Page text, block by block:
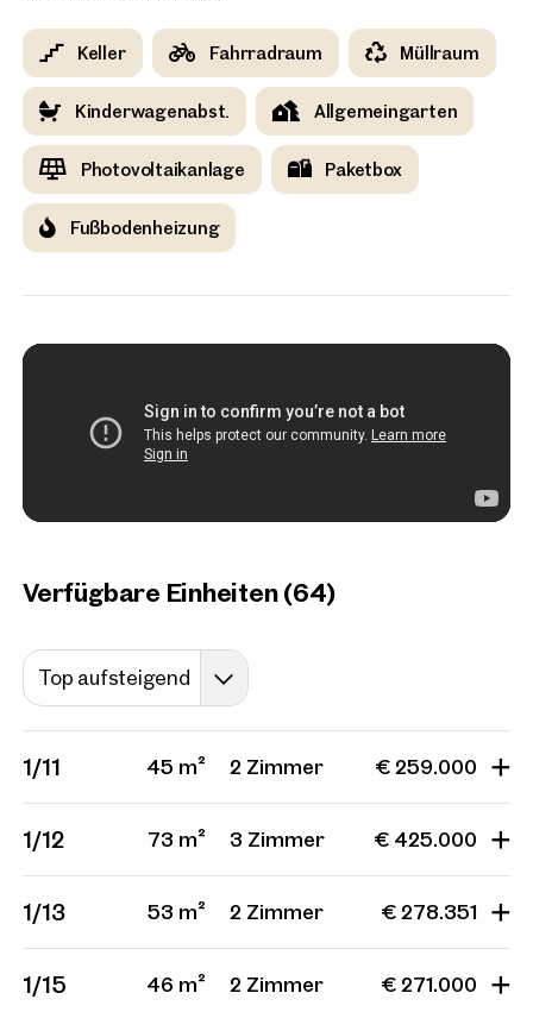
Keller Fahrradraum Müllraum
Kinderwagenabst. Allgemeingarten
Photovoltaikanlage Paketbox
Fußbodenheizung
Verfügbare Einheiten (64)
Top aufsteigend
1/11 45 m² 2 Zimmer € 259.000
1/12 73 m² 3 Zimmer € 425.000
1/13 53 m² 2 Zimmer € 278.351
1/15 46 m² 2 Zimmer € 271.000